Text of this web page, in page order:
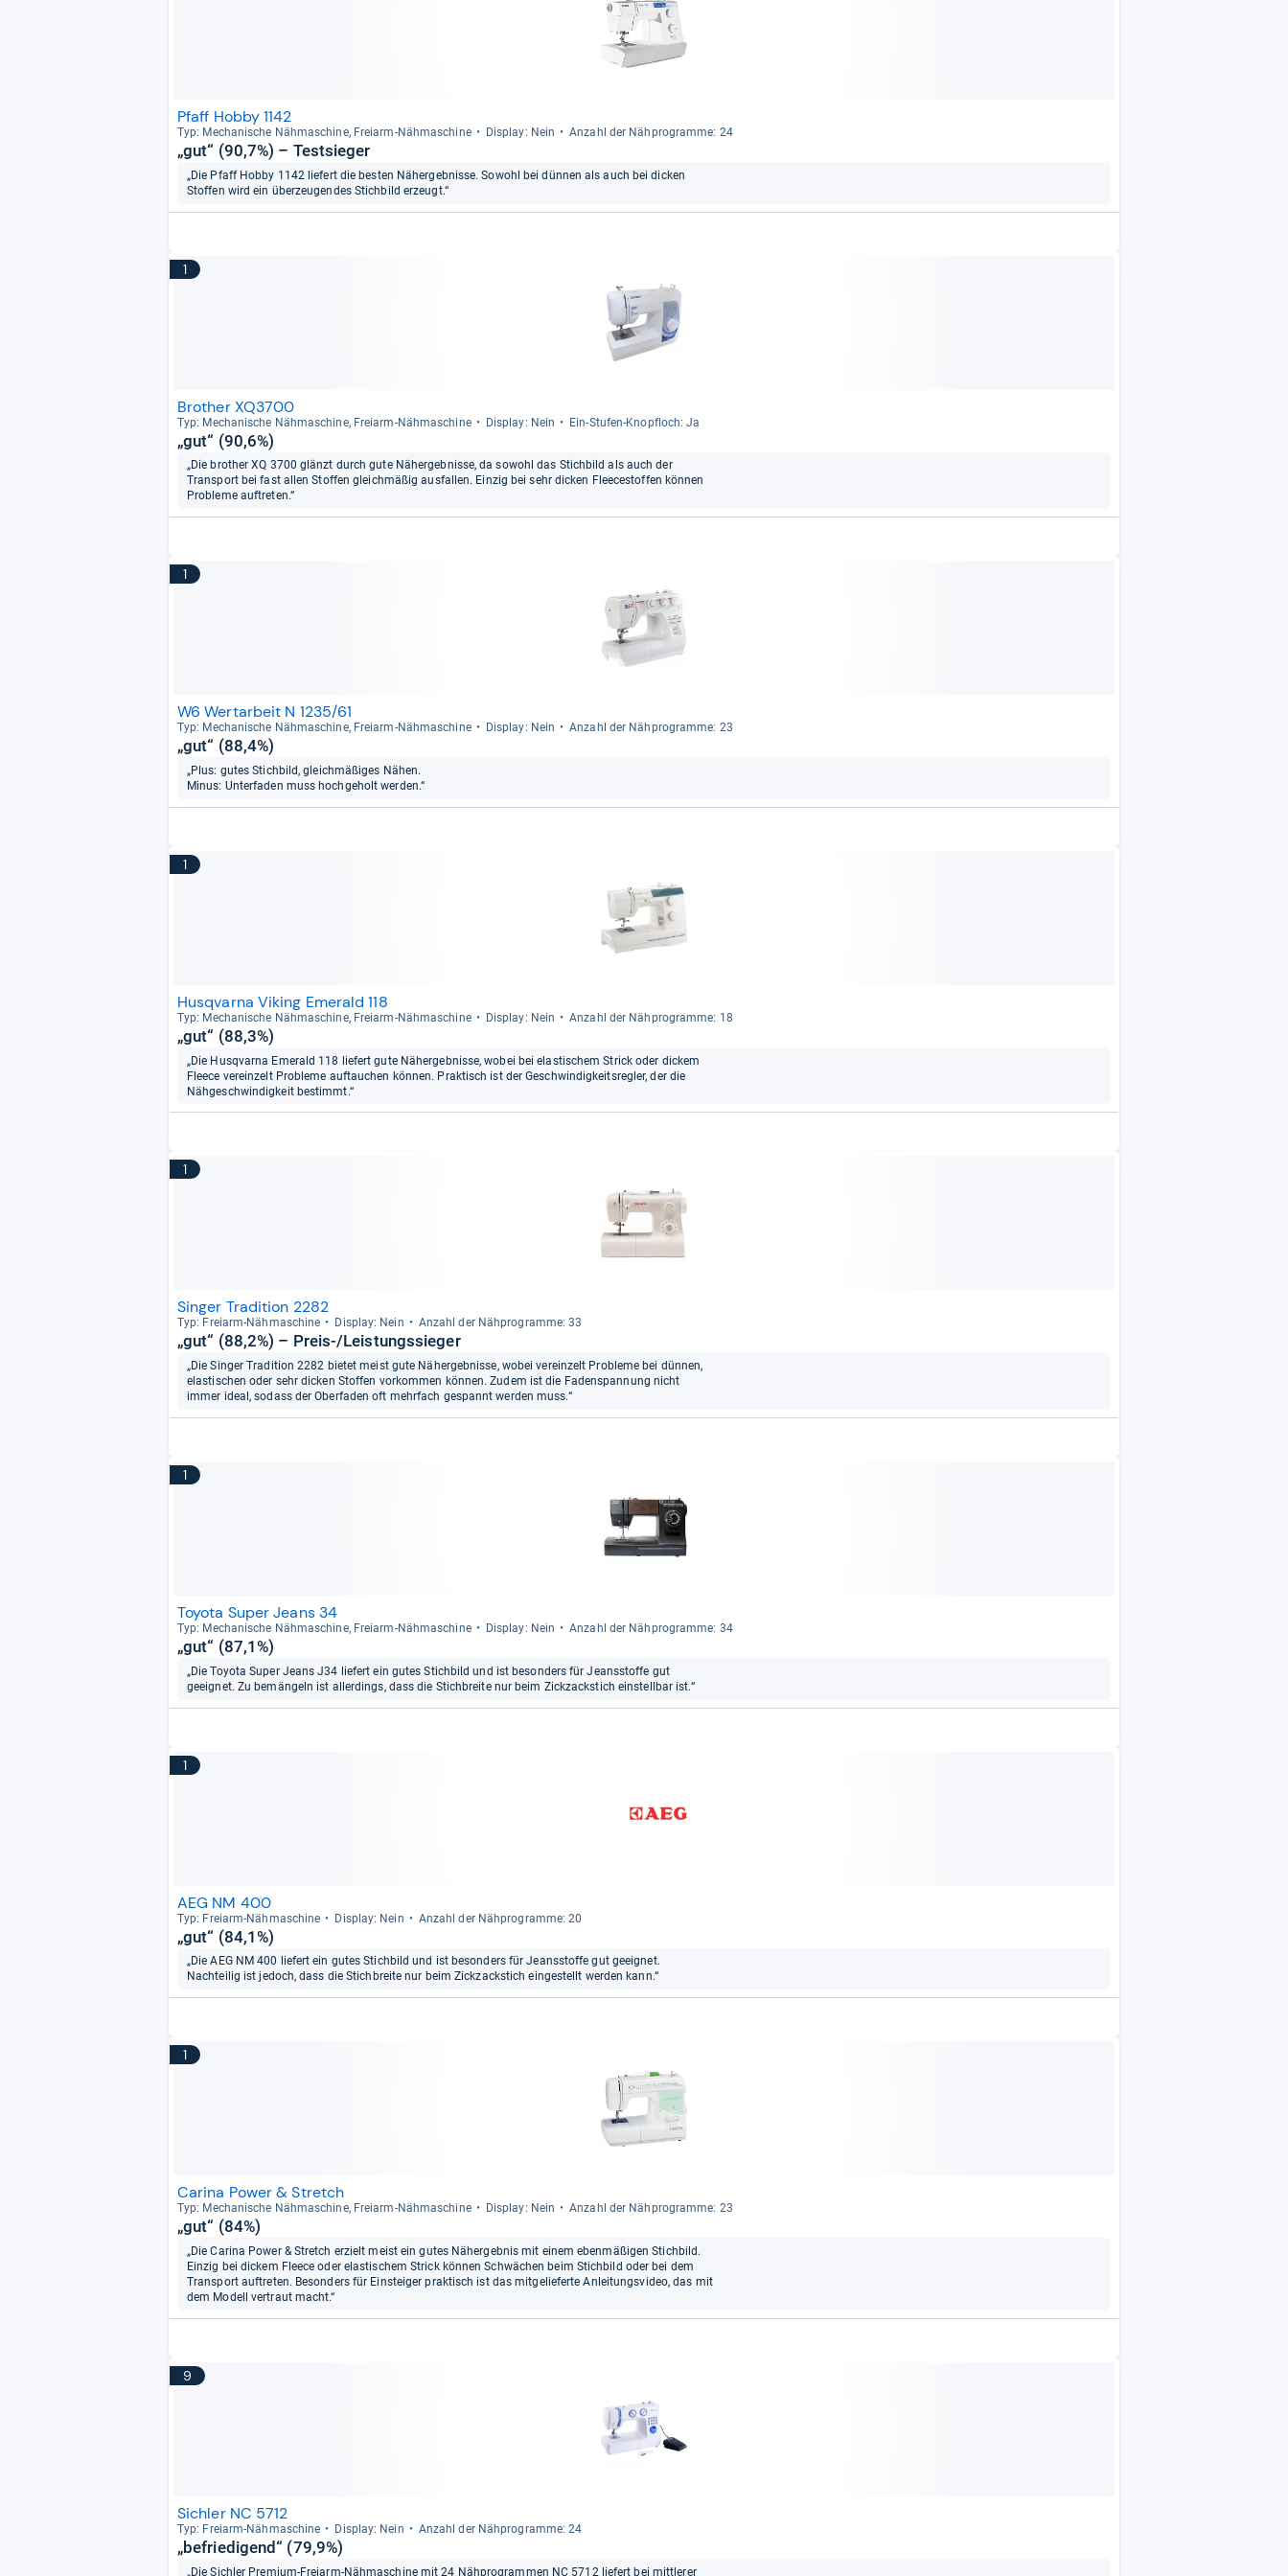
Pfaff Hobby 1142
Typ: Mecha­ni­sche Näh­ma­schine, Frei­arm-​Näh­ma­schine Dis­play: Nein Anzahl der Näh­pro­gramme: 24
„gut“ (90,7%) – Testsieger
„Die Pfaff Hobby 1142 liefert die besten Nähergebnisse. Sowohl bei dünnen als auch bei dicken
Stoffen wird ein überzeugendes Stichbild erzeugt.“
1
Brother XQ3700
Typ: Mecha­ni­sche Näh­ma­schine, Frei­arm-​Näh­ma­schine Dis­play: Nein Ein-​Stu­fen-​Knopf­loch: Ja
„gut“ (90,6%)
„Die brother XQ 3700 glänzt durch gute Nähergebnisse, da sowohl das Stichbild als auch der
Transport bei fast allen Stoffen gleichmäßig ausfallen. Einzig bei sehr dicken Fleecestoffen können
Probleme auftreten.“
1
W6 Wertarbeit N 1235/61
Typ: Mecha­ni­sche Näh­ma­schine, Frei­arm-​Näh­ma­schine Dis­play: Nein Anzahl der Näh­pro­gramme: 23
„gut“ (88,4%)
„Plus: gutes Stichbild, gleichmäßiges Nähen.
Minus: Unterfaden muss hochgeholt werden.“
1
Husqvarna Viking Emerald 118
Typ: Mecha­ni­sche Näh­ma­schine, Frei­arm-​Näh­ma­schine Dis­play: Nein Anzahl der Näh­pro­gramme: 18
„gut“ (88,3%)
„Die Husqvarna Emerald 118 liefert gute Nähergebnisse, wobei bei elastischem Strick oder dickem
Fleece vereinzelt Probleme auftauchen können. Praktisch ist der Geschwindigkeitsregler, der die
Nähgeschwindigkeit bestimmt.“
1
Singer Tradition 2282
Typ: Frei­arm-​Näh­ma­schine Dis­play: Nein Anzahl der Näh­pro­gramme: 33
„gut“ (88,2%) – Preis-/Leistungssieger
„Die Singer Tradition 2282 bietet meist gute Nähergebnisse, wobei vereinzelt Probleme bei dünnen,
elastischen oder sehr dicken Stoffen vorkommen können. Zudem ist die Fadenspannung nicht
immer ideal, sodass der Oberfaden oft mehrfach gespannt werden muss.“
1
Toyota Super Jeans 34
Typ: Mecha­ni­sche Näh­ma­schine, Frei­arm-​Näh­ma­schine Dis­play: Nein Anzahl der Näh­pro­gramme: 34
„gut“ (87,1%)
„Die Toyota Super Jeans J34 liefert ein gutes Stichbild und ist besonders für Jeansstoffe gut
geeignet. Zu bemängeln ist allerdings, dass die Stichbreite nur beim Zickzackstich einstellbar ist.“
1
AEG NM 400
Typ: Frei­arm-​Näh­ma­schine Dis­play: Nein Anzahl der Näh­pro­gramme: 20
„gut“ (84,1%)
„Die AEG NM 400 liefert ein gutes Stichbild und ist besonders für Jeansstoffe gut geeignet.
Nachteilig ist jedoch, dass die Stichbreite nur beim Zickzackstich eingestellt werden kann.“
1
Carina Power & Stretch
Typ: Mecha­ni­sche Näh­ma­schine, Frei­arm-​Näh­ma­schine Dis­play: Nein Anzahl der Näh­pro­gramme: 23
„gut“ (84%)
„Die Carina Power & Stretch erzielt meist ein gutes Nähergebnis mit einem ebenmäßigen Stichbild.
Einzig bei dickem Fleece oder elastischem Strick können Schwächen beim Stichbild oder bei dem
Transport auftreten. Besonders für Einsteiger praktisch ist das mitgelieferte Anleitungsvideo, das mit
dem Modell vertraut macht.“
9
Sichler NC 5712
Typ: Frei­arm-​Näh­ma­schine Dis­play: Nein Anzahl der Näh­pro­gramme: 24
„befriedigend“ (79,9%)
„Die Sichler Premium-Freiarm-Nähmaschine mit 24 Nähprogrammen NC 5712 liefert bei mittlerer